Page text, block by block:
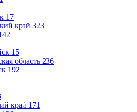
17
край 323
15
область 236
192
край 171